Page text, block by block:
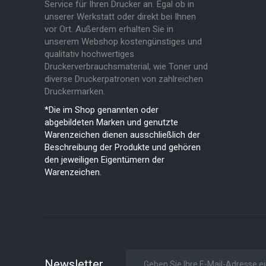
Service für Ihren Drucker an. Egal ob in
unserer Werkstatt oder direkt bei Ihnen
vor Ort. Außerdem erhalten Sie in
unserem Webshop kostengünstiges und
qualitativ hochwertiges
Druckerverbrauchsmaterial, wie Toner und
diverse Druckerpatronen von zahlreichen
Druckermarken.
*Die im Shop genannten oder
abgebildeten Marken und genutzte
Warenzeichen dienen ausschließlich der
Beschreibung der Produkte und gehören
den jeweiligen Eigentümern der
Warenzeichen.